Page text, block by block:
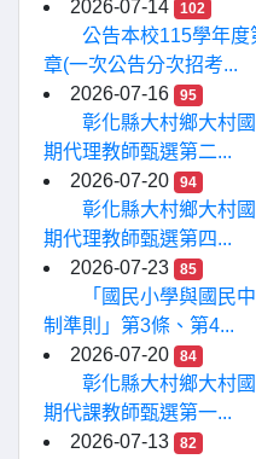
2026-07-14
102
公告本校115學年
章(一次公告分次招考...
2026-07-16
95
彰化縣大村鄉大村
期代理教師甄選第二...
2026-07-20
94
彰化縣大村鄉大村
期代理教師甄選第四...
2026-07-23
85
「國民小學與國民
制準則」第3條、第4...
2026-07-20
84
彰化縣大村鄉大村
期代課教師甄選第一...
2026-07-13
82